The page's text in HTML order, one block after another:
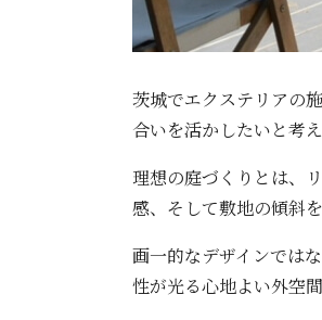
茨城でエクステリアの
合いを活かしたいと考
理想の庭づくりとは、
感、そして敷地の傾斜
画一的なデザインでは
性が光る心地よい外空